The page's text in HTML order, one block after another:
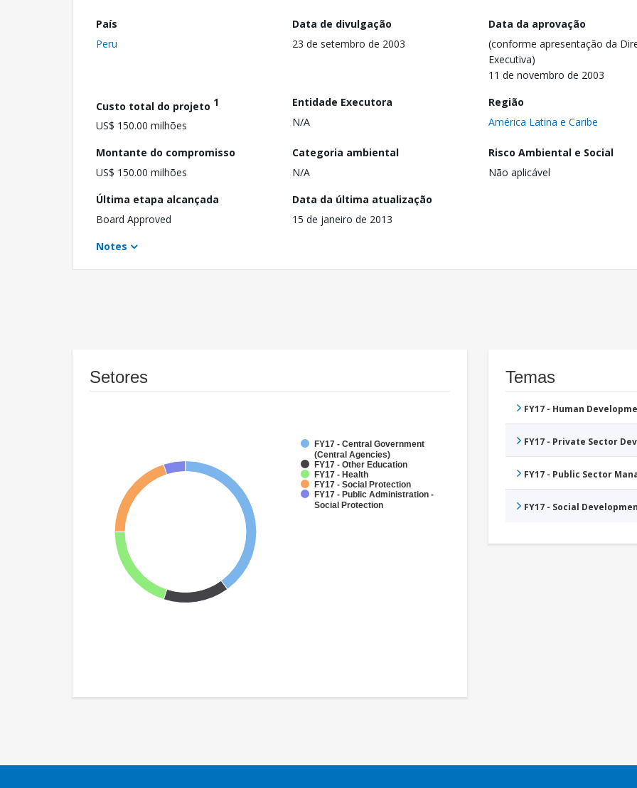
País
Peru
Data de divulgação
23 de setembro de 2003
Data da aprovação
(conforme apresentação da
Executiva)
11 de novembro de 2003
Custo total do projeto 1
US$ 150.00 milhões
Entidade Executora
N/A
Região
América Latina e Caribe
Montante do compromisso
US$ 150.00 milhões
Categoria ambiental
N/A
Risco Ambiental e Social
Não aplicável
Última etapa alcançada
Board Approved
Data da última atualização
15 de janeiro de 2013
Notes
Setores
FY17 - Central Government
(Central Agencies)
FY17 - Other Education
FY17 - Health
FY17 - Social Protection
FY17 - Public Administration -
Social Protection
Temas
FY17 - Human
FY17 - Private Sector
FY17 - Public Sector
FY17 - Social